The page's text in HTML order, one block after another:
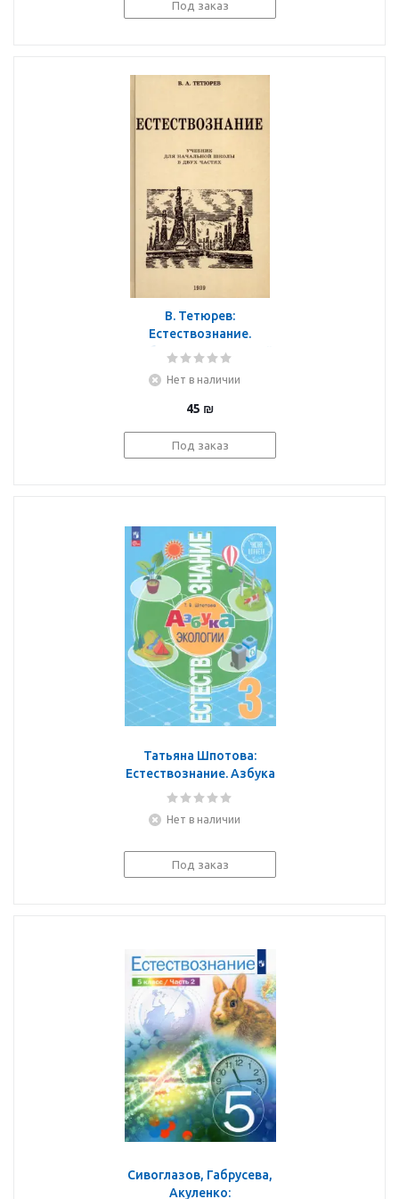
Под заказ
В. Тетюрев:
Естествознание.
Учебник для начальной
1939-1940 годы
Нет в наличии
45 ₪
Под заказ
Татьяна Шпотова:
Естествознание. Азбука
экологии. 3 класс.
Нет в наличии
Под заказ
Сивоглазов, Габрусева,
Акуленко: